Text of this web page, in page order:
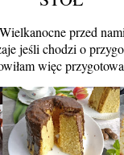
przed
jeśli chodzi o
więc